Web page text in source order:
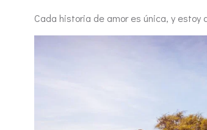
Cada historia de amor es única, y